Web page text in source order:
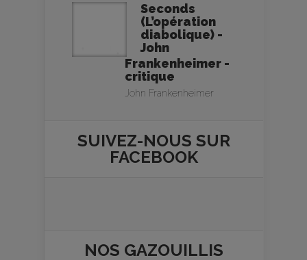
Seconds
(L’opération
diabolique) -
John
Frankenheimer -
critique
John Frankenheimer
SUIVEZ-NOUS SUR
FACEBOOK
NOS GAZOUILLIS